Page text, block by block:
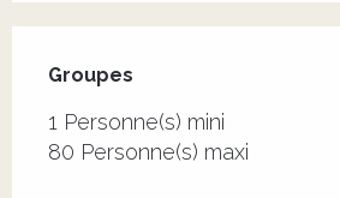
Groupes
Groupes
1 Personne(s) mini
80 Personne(s) maxi